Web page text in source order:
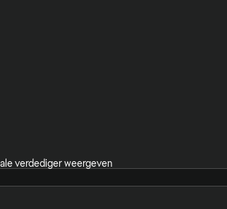
verdediger weergeven